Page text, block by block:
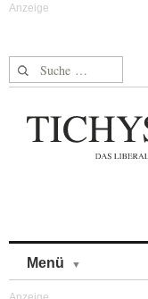
Suche nach:
Menü